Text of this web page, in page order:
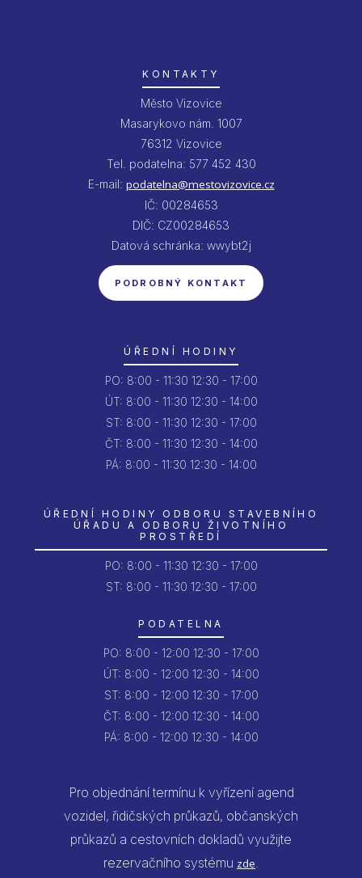
KONTAKTY
Město Vizovice
Masarykovo nám. 1007
76312 Vizovice
Tel. podatelna: 577 452 430
E-mail: podatelna@mestovizovice.cz
IČ: 00284653
DIČ: CZ00284653
Datová schránka: wwybt2j
PODROBNÝ KONTAKT
ÚŘEDNÍ HODINY
PO: 8:00 - 11:30 12:30 - 17:00
ÚT: 8:00 - 11:30 12:30 - 14:00
ST: 8:00 - 11:30 12:30 - 17:00
ČT: 8:00 - 11:30 12:30 - 14:00
PÁ: 8:00 - 11:30 12:30 - 14:00
ÚŘEDNÍ HODINY ODBORU STAVEBNÍHO
ÚŘADU A ODBORU ŽIVOTNÍHO
PROSTŘEDÍ
PO: 8:00 - 11:30 12:30 - 17:00
ST: 8:00 - 11:30 12:30 - 17:00
PODATELNA
PO: 8:00 - 12:00 12:30 - 17:00
ÚT: 8:00 - 12:00 12:30 - 14:00
ST: 8:00 - 12:00 12:30 - 17:00
ČT: 8:00 - 12:00 12:30 - 14:00
PÁ: 8:00 - 12:00 12:30 - 14:00
Pro objednání termínu k vyřízení agend
vozidel, řidičských průkazů, občanských
průkazů a cestovních dokladů využijte
rezervačního systému zde.